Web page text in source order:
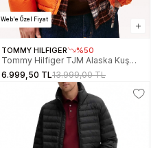
Web'e Özel Fiyat
TOMMY HILFIGER %50
Tommy Hilfiger TJM Alaska Kuş
Tüyü Şişme Erkek Turuncu Mont
DM0DM22036SZZ
6.999,50 TL13.999,00 TL